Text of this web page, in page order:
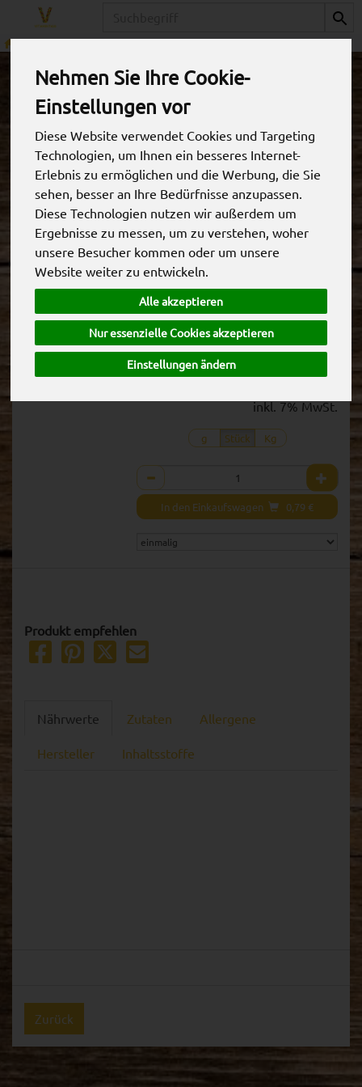
Nehmen Sie Ihre Cookie-
Einstellungen vor
Diese Website verwendet Cookies und Targeting
Technologien, um Ihnen ein besseres Internet-
Erlebnis zu ermöglichen und die Werbung, die Sie
sehen, besser an Ihre Bedürfnisse anzupassen.
Diese Technologien nutzen wir außerdem um
Ergebnisse zu messen, um zu verstehen, woher
unsere Besucher kommen oder um unsere
Website weiter zu entwickeln.
Alle akzeptieren
Nur essenzielle Cookies akzeptieren
Einstellungen ändern
Apfel Granny Smith
4,40 € * / kg
0,79 € / Stk
inkl. 7% MwSt.
g Stück Kg
Anzahl
In den Einkaufswagen 0,79 €
Produkt empfehlen
Nährwerte Zutaten Allergene
Hersteller Inhaltsstoffe
Zurück